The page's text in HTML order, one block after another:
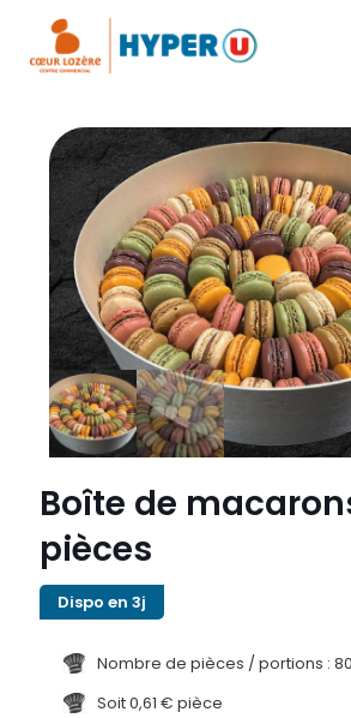
Boîte de
pièces
Dispo en 3j
Nombre de pièces / portions : 80
Soit 0,61 € pièce